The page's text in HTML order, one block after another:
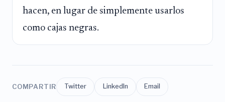
hacen, en lugar de simplemente usarlos
como cajas negras.
COMPARTIR Twitter LinkedIn Email